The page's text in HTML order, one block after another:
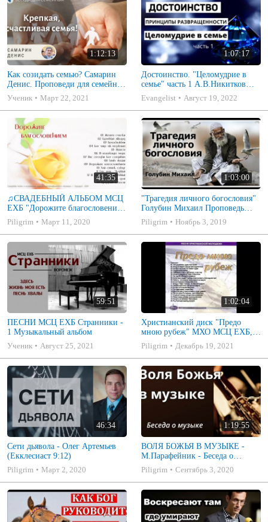
1:12:13
Как созидать семью? Самарин
Денис. Проповеди для семейных
МСЦ ЕХБ
Ученик Март 22, 2021
1:07:17
Достоинство. "Целомудрие в
семье" часть 1 А.В.Никитков
Беседа для семейных МСЦ ЕХБ
Evangelist Август 19, 2022
41:35
♫СВАДЕБНЫЙ АЛЬБОМ МСЦ
ЕХБ "Дорожите благословением
- Христианские песни.
Музыкальный диск. Псалмы
Piligrim Март 11, 2020
1:03:00
"Трагедия личного богословия"
Голубин Михаил Проповедь
2019
Piligrim Ноябрь 3, 2019
59:51
ПЕСНИ МСЦ ЕХБ Странники -
1 Музыкальный альбом
Ученик
Август 25, 2021
1:02:04
Христианский диск "Предо
мною рубеж" МХО МСЦ ЕХБ,
музыкальный альбом, пение,
музыка
Piligrim Декабрь 19, 2021
46:34
Сети дьявола - Олег Артемьев
(Екклесиаст 9:12)
Piligrim
Март 2, 2020
1:19:55
ВОЛЯ БОЖЬЯ В МУЗЫКЕ -
М.Парафейник - Беседа о
музыке 2
Piligrim Сентябрь 3, 2020